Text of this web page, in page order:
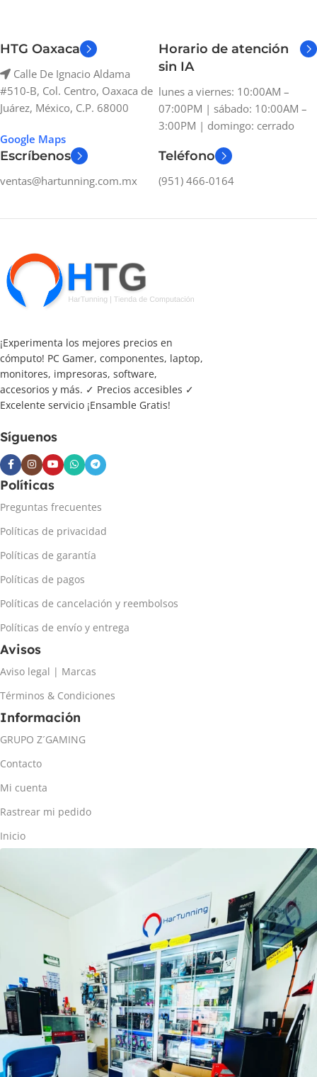
HTG Oaxaca
Calle De Ignacio Aldama
#510-B, Col. Centro, Oaxaca de
Juárez, México, C.P. 68000
Google Maps
Horario de atención
sin IA
lunes a viernes: 10:00AM –
07:00PM | sábado: 10:00AM –
3:00PM | domingo: cerrado
Escríbenos
ventas@hartunning.com.mx
Teléfono
(951) 466-0164
¡Experimenta los mejores precios en
cómputo! PC Gamer, componentes, laptop,
monitores, impresoras, software,
accesorios y más. ✓ Precios accesibles ✓
Excelente servicio ¡Ensamble Gratis!
Síguenos
Políticas
Preguntas frecuentes
Políticas de privacidad
Políticas de garantía
Políticas de pagos
Políticas de cancelación y reembolsos
Políticas de envío y entrega
Avisos
Aviso legal | Marcas
Términos & Condiciones
Información
GRUPO Z´GAMING
Contacto
Mi cuenta
Rastrear mi pedido
Inicio